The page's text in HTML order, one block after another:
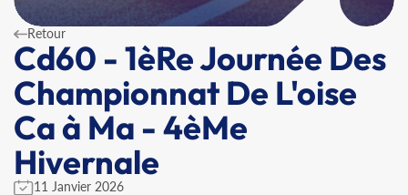
Retour
Cd60 - 1èRe Journée Des
Championnat De L'oise
Ca à Ma - 4èMe
Hivernale
11 Janvier 2026